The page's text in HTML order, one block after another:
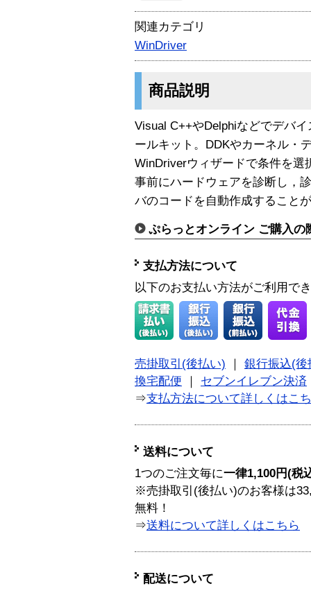
関連カテゴリ
WinDriver
商品説明
Visual C++やDelphiなどでデバ
ールキット。DDKやカーネル・
WinDriverウィザードで条件を選
事前にハードウェアを診断し，
バのコードを自動作成すること
ぷらっとオンライン ご購入の
支払方法について
以下のお支払い方法がご利用で
売掛取引(後払い)
銀行振込(後
換宅配便
セブンイレブン決済
⇒支払方法について詳しくはこ
送料について
1つのご注文毎に一律1,100円(税
※売掛取引(後払い)のお客様は
無料！
⇒送料について詳しくはこちら
配送について